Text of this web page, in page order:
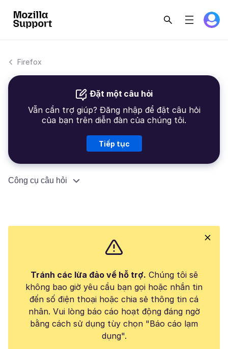
Firefox
Đặt một câu hỏi
Vẫn cần trợ giúp? Đăng nhập để đặt câu hỏi
của bạn trên diễn đàn của chúng tôi.
Tiếp tục
Công cụ câu hỏi
Tránh các lừa đảo về hỗ trợ. Chúng tôi sẽ
không bao giờ yêu cầu bạn gọi hoặc nhắn tin
đến số điện thoại hoặc chia sẻ thông tin cá
nhân. Vui lòng báo cáo hoạt động đáng ngờ
bằng cách sử dụng tùy chọn "Báo cáo lạm
dụng".